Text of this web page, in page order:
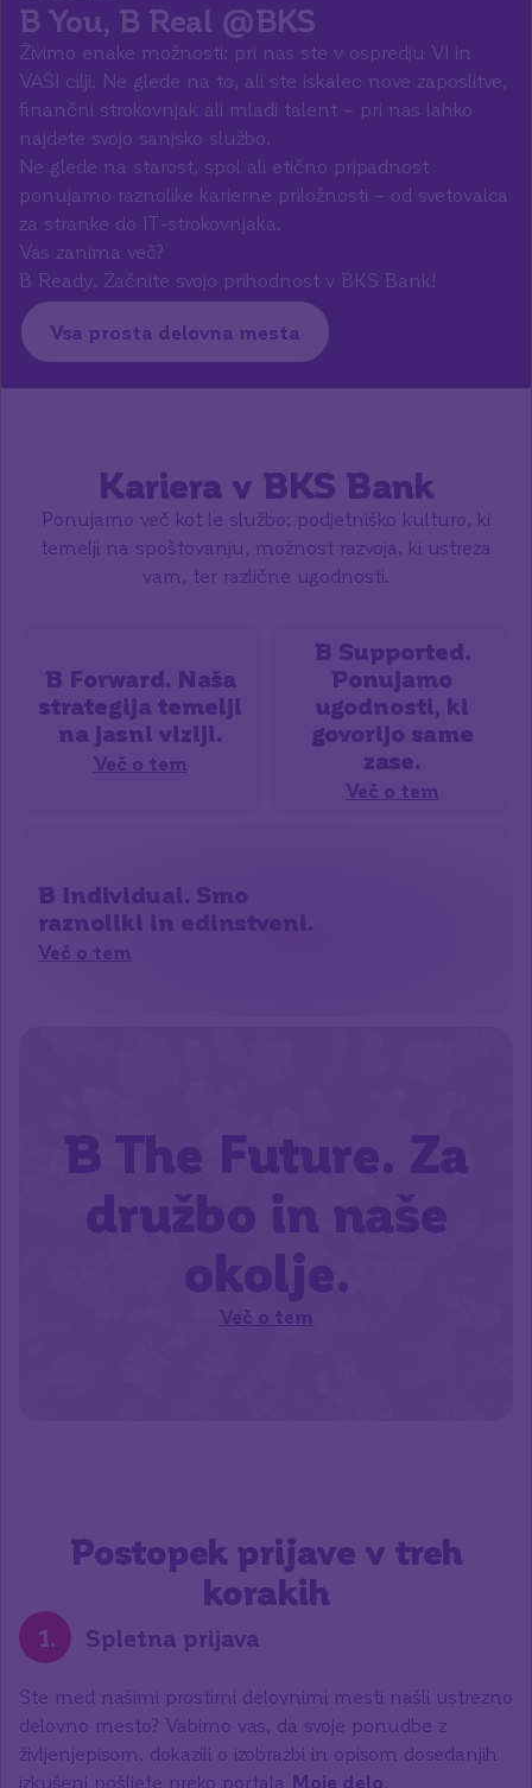
B You, B Real @BKS
Živimo enake možnosti: pri nas ste v ospredju VI in
VAŠI cilji. Ne glede na to, ali ste iskalec nove zaposlitve,
finančni strokovnjak ali mladi talent – pri nas lahko
najdete svojo sanjsko službo.
Ne glede na starost, spol ali etično pripadnost
ponujamo raznolike karierne priložnosti – od svetovalca
za stranke do IT-strokovnjaka.
Vas zanima več?
B Ready. Začnite svojo prihodnost v BKS Bank!
Vsa prosta delovna mesta
Kariera v BKS Bank
Ponujamo več kot le službo: podjetniško kulturo, ki
temelji na spoštovanju, možnost razvoja, ki ustreza
vam, ter različne ugodnosti.
B Forward. Naša
strategija temelji
na jasni viziji.
Več o tem
B Supported.
Ponujamo
ugodnosti, ki
govorijo same
zase.
Več o tem
B The Future. Za
družbo in naše
okolje.
Več o tem
B Individual. Smo
raznoliki in edinstveni.
Več o tem
Postopek prijave v treh
korakih
1. Spletna prijava
Ste med našimi prostimi delovnimi mesti našli ustrezno
delovno mesto? Vabimo vas, da svoje ponudbe z
življenjepisom, dokazili o izobrazbi in opisom dosedanjih
izkušenj pošljete preko portala Moje delo.